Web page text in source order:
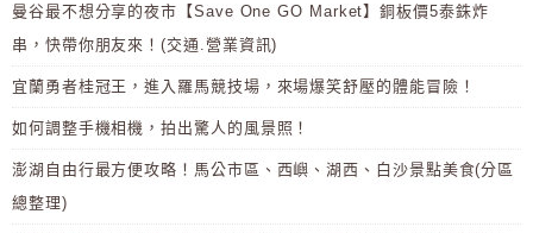
曼谷最不想分享的夜市【Save One GO Market】銅板價5泰銖炸
串，快帶你朋友來！(交通.營業資訊)
宜蘭勇者桂冠王，進入羅馬競技場，來場爆笑舒壓的體能冒險！
如何調整手機相機，拍出驚人的風景照！
澎湖自由行最方便攻略！馬公市區、西嶼、湖西、白沙景點美食(分區
總整理)